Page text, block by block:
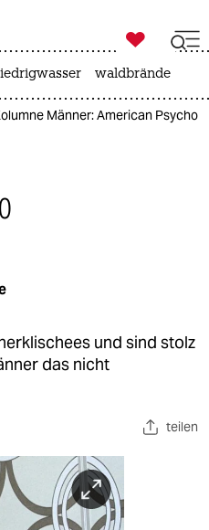
ich

taz zahl ich
waldbrände
Männer: American Psycho
und sind stolz
das nicht
teilen